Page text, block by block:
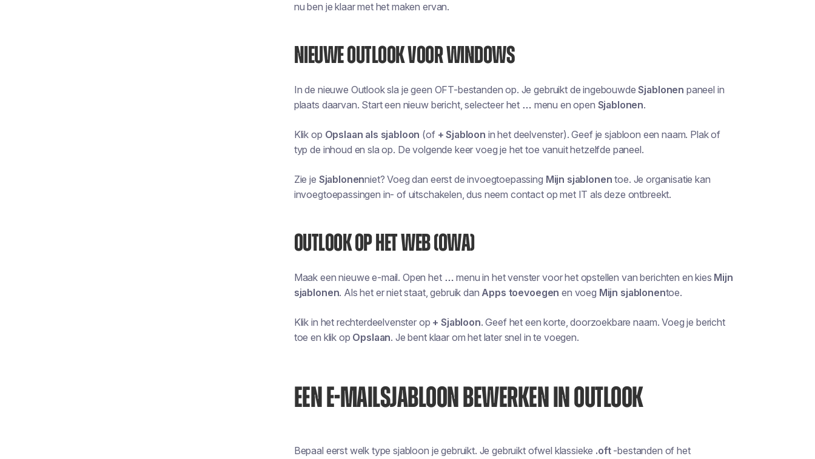
nu ben je klaar met het maken ervan.
NIEUWE OUTLOOK VOOR WINDOWS
In de nieuwe Outlook sla je geen OFT-bestanden op. Je gebruikt de ingebouwdeSjablonen paneel in
plaats daarvan. Start een nieuw bericht, selecteer het … menu en open Sjablonen.
Klik op Opslaan als sjabloon (of + Sjabloon in het deelvenster). Geef je sjabloon een naam. Plak of
typ de inhoud en sla op. De volgende keer voeg je het toe vanuit hetzelfde paneel.
Zie je Sjablonenniet? Voeg dan eerst de invoegtoepassing Mijn sjablonen toe. Je organisatie kan
invoegtoepassingen in- of uitschakelen, dus neem contact op met IT als deze ontbreekt.
OUTLOOK OP HET WEB (OWA)
Maak een nieuwe e-mail. Open het … menu in het venster voor het opstellen van berichten en kies Mijn
sjablonen. Als het er niet staat, gebruik danApps toevoegen en voeg Mijn sjablonentoe.
Klik in het rechterdeelvenster op + Sjabloon. Geef het een korte, doorzoekbare naam. Voeg je bericht
toe en klik op Opslaan. Je bent klaar om het later snel in te voegen.
EEN E-MAILSJABLOON BEWERKEN IN OUTLOOK
Bepaal eerst welk type sjabloon je gebruikt. Je gebruikt ofwel klassieke .oft-bestanden of het